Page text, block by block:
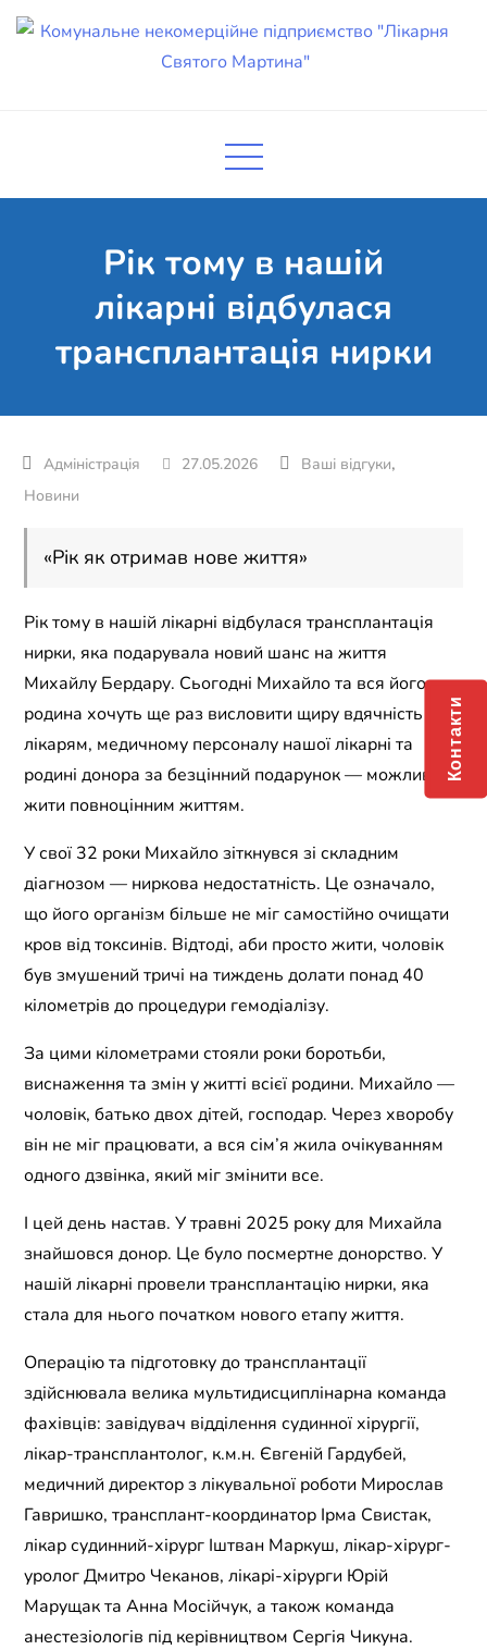
Skip
підприємство "Лікарня Святого
Рік тому в нашій
лікарні відбулася
трансплантація нирки
27.05.2026 Ваші відгуки,
Новини
«Рік як отримав нове життя»
Рік тому в нашій лікарні відбулася трансплантація
нирки, яка подарувала новий шанс на життя
Михайлу Бердару. Сьогодні Михайло та вся його
родина хочуть ще раз висловити щиру вдячність
лікарям, медичному персоналу нашої лікарні та
родині донора за безцінний подарунок — можливість
жити повноцінним життям.
У свої 32 роки Михайло зіткнувся зі складним
діагнозом — ниркова недостатність. Це означало,
що його організм більше не міг самостійно очищати
кров від токсинів. Відтоді, аби просто жити, чоловік
був змушений тричі на тиждень долати понад 40
кілометрів до процедури гемодіалізу.
За цими кілометрами стояли роки боротьби,
виснаження та змін у житті всієї родини. Михайло —
чоловік, батько двох дітей, господар. Через хворобу
він не міг працювати, а вся сім’я жила очікуванням
одного дзвінка, який міг змінити все.
І цей день настав. У травні 2025 року для Михайла
знайшовся донор. Це було посмертне донорство. У
нашій лікарні провели трансплантацію нирки, яка
стала для нього початком нового етапу життя.
Операцію та підготовку до трансплантації
здійснювала велика мультидисциплінарна команда
фахівців: завідувач відділення судинної хірургії,
лікар-трансплантолог, к.м.н. Євгеній Гардубей,
медичний директор з лікувальної роботи Мирослав
Гавришко, трансплант-координатор Ірма Свистак,
лікар судинний-хірург Іштван Маркуш, лікар-хірург-
уролог Дмитро Чеканов, лікарі-хірурги Юрій
Марущак та Анна Мосійчук, а також команда
анестезіологів під керівництвом Сергія Чикуна.
Контакти